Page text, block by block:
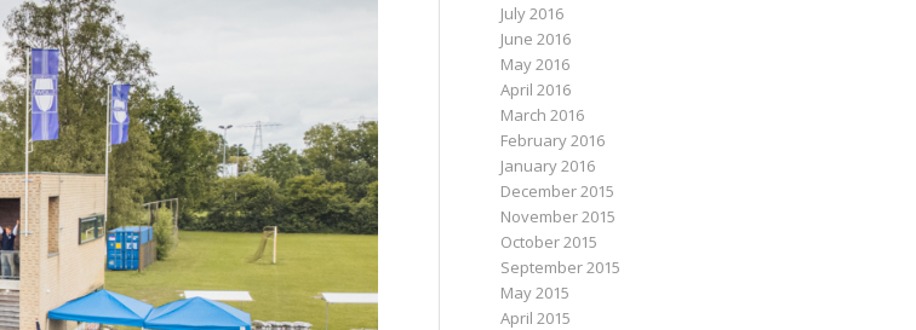
July 2016
June 2016
May 2016
April 2016
March 2016
February 2016
January 2016
December 2015
November 2015
October 2015
September 2015
May 2015
April 2015